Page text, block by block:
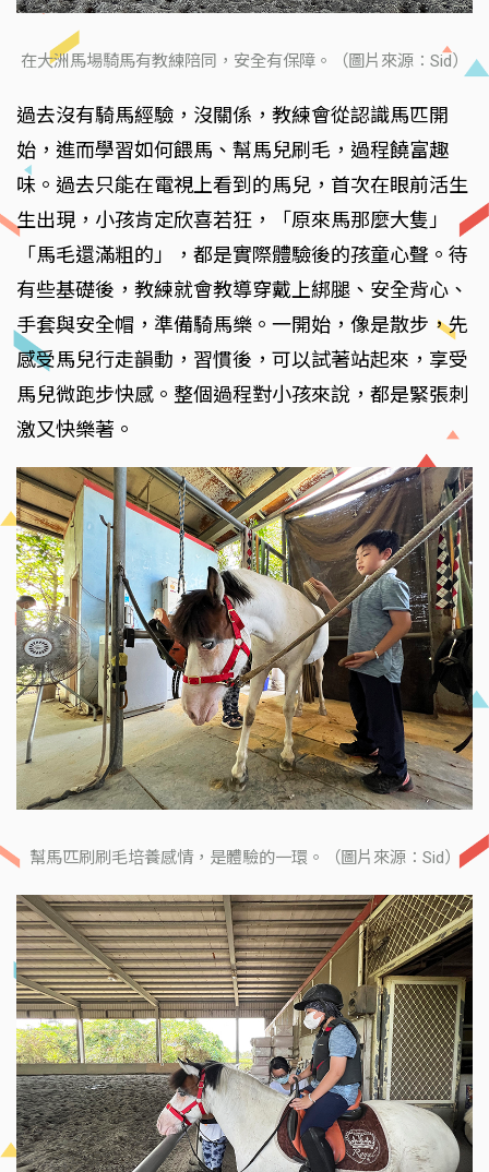
在大洲馬場騎馬有教練陪同，安全有保障。（圖片來源：Sid）
過去沒有騎馬經驗，沒關係，教練會從認識馬匹開
始，進而學習如何餵馬、幫馬兒刷毛，過程饒富趣
味。過去只能在電視上看到的馬兒，首次在眼前活生
生出現，小孩肯定欣喜若狂，「原來馬那麼大隻」
「馬毛還滿粗的」，都是實際體驗後的孩童心聲。待
有些基礎後，教練就會教導穿戴上綁腿、安全背心、
手套與安全帽，準備騎馬樂。一開始，像是散步，先
感受馬兒行走韻動，習慣後，可以試著站起來，享受
馬兒微跑步快感。整個過程對小孩來說，都是緊張刺
激又快樂著。
幫馬匹刷刷毛培養感情，是體驗的一環。（圖片來源：Sid）